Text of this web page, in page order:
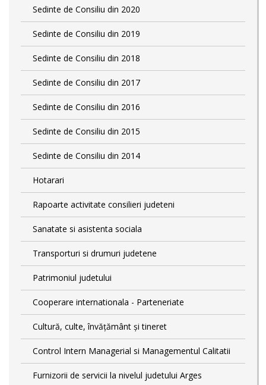
Sedinte de Consiliu din 2020
Sedinte de Consiliu din 2019
Sedinte de Consiliu din 2018
Sedinte de Consiliu din 2017
Sedinte de Consiliu din 2016
Sedinte de Consiliu din 2015
Sedinte de Consiliu din 2014
Hotarari
Rapoarte activitate consilieri judeteni
Sanatate si asistenta sociala
Transporturi si drumuri judetene
Patrimoniul judetului
Cooperare internationala - Parteneriate
Cultură, culte, învățământ și tineret
Control Intern Managerial si Managementul Calitatii
Furnizorii de servicii la nivelul judetului Arges